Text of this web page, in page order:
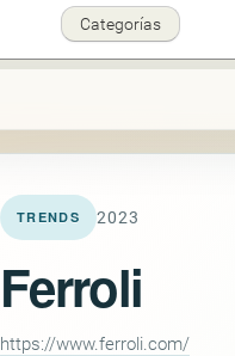
Categorías
TRENDS 2023
Ferroli
https://www.ferroli.com/